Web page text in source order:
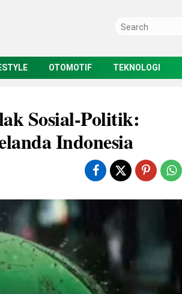
OTOMOTIF TEKNOLOGI
Sosial-Politik:
Indonesia